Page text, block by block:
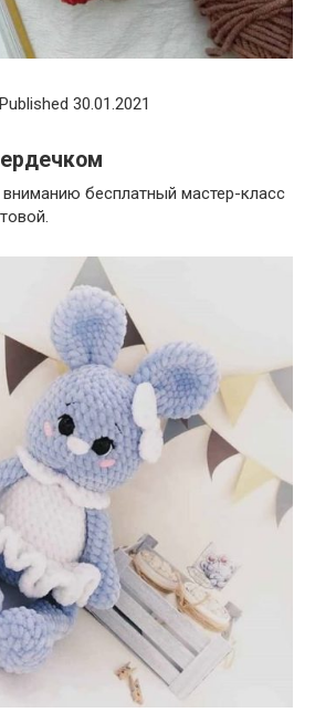
30.01.2021
бесплатный мастер-класс